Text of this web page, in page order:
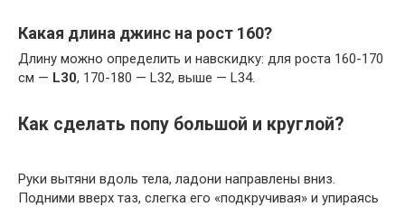
Какая длина джинс на рост 160?
Длину можно определить и навскидку: для роста 160-170
см — L30, 170-180 — L32, выше — L34.
Как сделать попу большой и круглой?
Руки вытяни вдоль тела, ладони направлены вниз.
Подними вверх таз, слегка его «подкручивая» и упираясь